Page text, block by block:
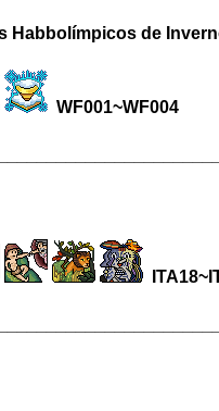
Habbolímpicos de
WF001~WF004